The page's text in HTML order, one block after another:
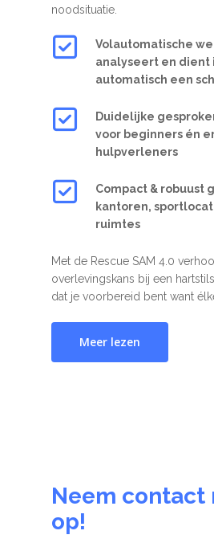
noodsituatie.
Volautomatische
analyseert en dient
automatisch een
Duidelijke
voor beginners én
hulpverleners
Compact & robuust
kantoren,
ruimtes
Met de Rescue SAM 4.0
overlevingskans bij een
dat je voorbereid bent want
Meer lezen
Neem contact
op!